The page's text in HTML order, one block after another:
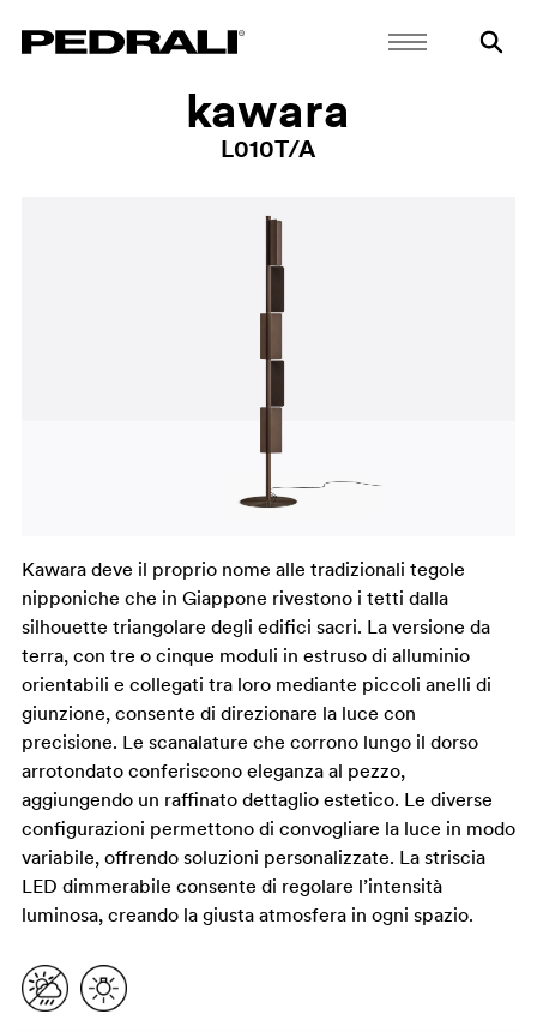
kawara
L010T/A
Kawara deve il proprio nome alle tradizionali tegole
nipponiche che in Giappone rivestono i tetti dalla
silhouette triangolare degli edifici sacri. La versione da
terra, con tre o cinque moduli in estruso di alluminio
orientabili e collegati tra loro mediante piccoli anelli di
giunzione, consente di direzionare la luce con
precisione. Le scanalature che corrono lungo il dorso
arrotondato conferiscono eleganza al pezzo,
aggiungendo un raffinato dettaglio estetico. Le diverse
configurazioni permettono di convogliare la luce in modo
variabile, offrendo soluzioni personalizzate. La striscia
LED dimmerabile consente di regolare l’intensità
luminosa, creando la giusta atmosfera in ogni spazio.